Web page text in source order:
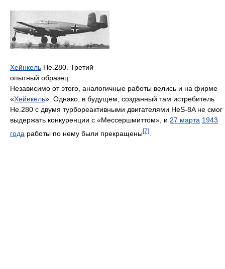
Хейнкель He.280. Третий
опытный образец
Независимо от этого, аналогичные работы велись и на фирме
«Хейнкель». Однако, в будущем, созданный там истребитель
He.280 с двумя турбореактивными двигателями HeS-8A не смог
выдержать конкуренции с «Мессершмиттом», и 27 марта 1943
года работы по нему были прекращены[7]